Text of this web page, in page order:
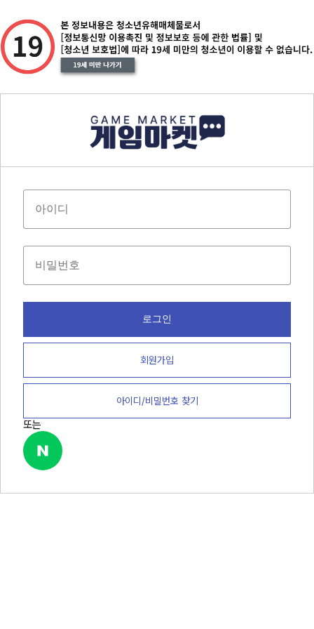
로그인
회원가입
아이디/비밀번호 찾기
또는